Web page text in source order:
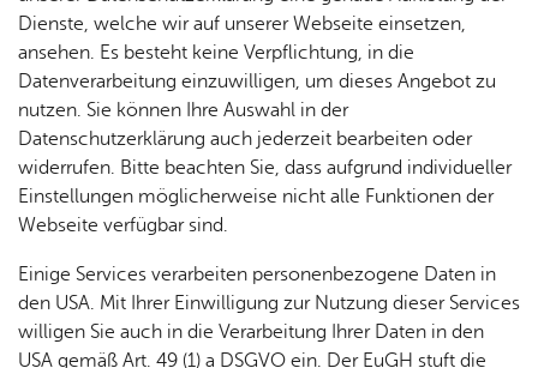
Eltern gegründet und von der Schulleitung
unterstützt. Engagierte Eltern, Lehrkräfte sowie
Freunde und Förderer der Tannenhag-Schule
gehören zum Förderverein.
Dienste, welche wir auf unserer Webseite einsetzen,
ansehen. Es besteht keine Verpflichtung, in die
Datenverarbeitung einzuwilligen, um dieses Angebot zu
nutzen. Sie können Ihre Auswahl in der
Datenschutzerklärung auch jederzeit bearbeiten oder
widerrufen. Bitte beachten Sie, dass aufgrund individueller
Einstellungen möglicherweise nicht alle Funktionen der
Webseite verfügbar sind.
Einige Services verarbeiten personenbezogene Daten in
den USA. Mit Ihrer Einwilligung zur Nutzung dieser Services
willigen Sie auch in die Verarbeitung Ihrer Daten in den
USA gemäß Art. 49 (1) a DSGVO ein. Der EuGH stuft die